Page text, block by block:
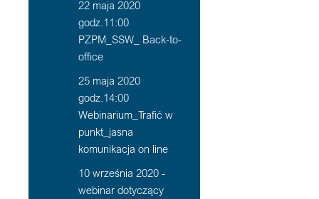
22 maja 2020
godz.11:00
PZPM_SSW_ Back-to-
office
25 maja 2020
godz.14:00
Webinarium_Trafić w
punkt_jasna
komunikacja on line
10 września 2020 -
webinar dotyczący